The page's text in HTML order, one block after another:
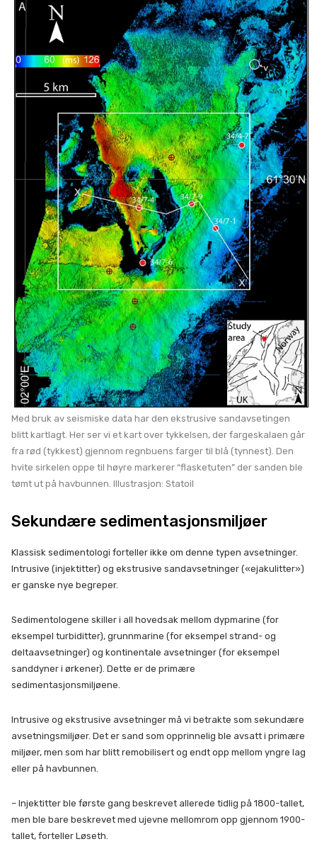
Med bruk av seismiske data har den ekstrusive sandavsetingen
blitt kartlagt. Her ser vi et kart over tykkelsen, der fargeskalaen går
fra rød (tykkest) gjennom regnbuens farger til blå (tynnest). Den
hvite sirkelen oppe til høyre markerer “flasketuten” der sanden ble
tømt ut på havbunnen. Illustrasjon: Statoil
Sekundære sedimentasjonsmiljøer
Klassisk sedimentologi forteller ikke om denne typen avsetninger.
Intrusive (injektitter) og ekstrusive sandavsetninger («ejakulitter»)
er ganske nye begreper.
Sedimentologene skiller i all hovedsak mellom dypmarine (for
eksempel turbiditter), grunnmarine (for eksempel strand- og
deltaavsetninger) og kontinentale avsetninger (for eksempel
sanddyner i ørkener). Dette er de primære
sedimentasjonsmiljøene.
Intrusive og ekstrusive avsetninger må vi betrakte som sekundære
avsetningsmiljøer. Det er sand som opprinnelig ble avsatt i primære
miljøer, men som har blitt remobilisert og endt opp mellom yngre lag
eller på havbunnen.
– Injektitter ble første gang beskrevet allerede tidlig på 1800-tallet,
men ble bare beskrevet med ujevne mellomrom opp gjennom 1900-
tallet, forteller Løseth.